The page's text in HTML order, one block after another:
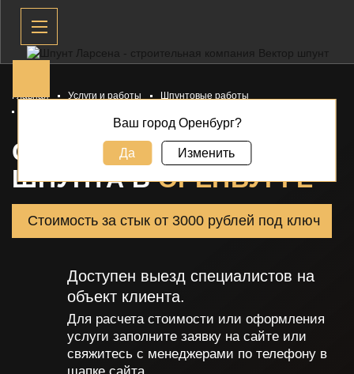
Главная Услуги и работы
Шпунтовые работы
СВАРКА И СТЫКОВКА
ШПУНТА ВОРЕНБУРГЕ
Стоимость за стык от 3000 рублей под ключ
Доступен выезд специалистов на
объект клиента.
Для расчета стоимости или оформления
услуги заполните заявку на сайте или
свяжитесь с менеджерами по телефону в
Ваш город Оренбург?
Да Изменить